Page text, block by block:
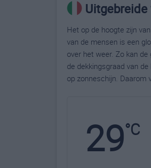
Het op de hoogte zijn
van de mensen is een
over het weer. Zo kan
de dekkingsgraad van
op zonneschijn. Daarom
29°C